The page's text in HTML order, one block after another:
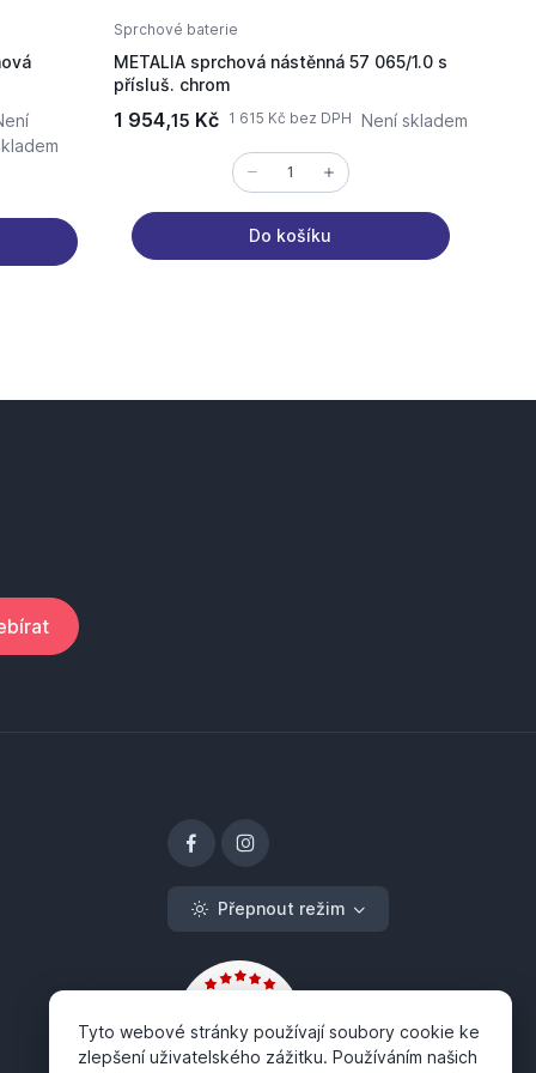
Sprchové baterie
METALIA sprchová nástěnná 57 065/1.0 s
přísluš. chrom
1 954,15 Kč 1 615 Kč bez DPH Není skladem
Do košíku
Přepnout režim
Tyto webové stránky používají soubory cookie ke
zlepšení uživatelského zážitku. Používáním našich